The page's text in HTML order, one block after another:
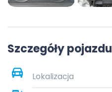
Szczegóły pojazdu
Lokalizacja